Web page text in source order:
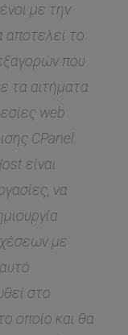
με την
αποτελεί το
που
τα αιτήματα
web
CPanel.
είναι
να
με
στο
οποίο και θα